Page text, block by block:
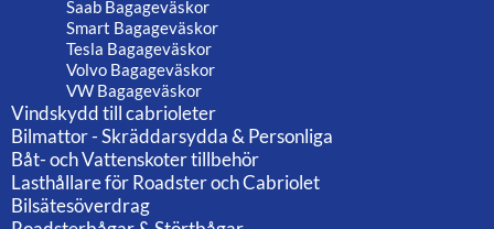
Saab Bagageväskor
Smart Bagageväskor
Tesla Bagageväskor
Volvo Bagageväskor
VW Bagageväskor
Vindskydd till cabrioleter
Bilmattor - Skräddarsydda & Personliga
Båt- och Vattenskoter tillbehör
Lasthållare för Roadster och Cabriolet
Bilsätesöverdrag